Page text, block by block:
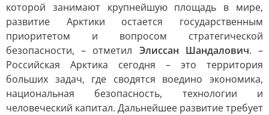
которой занимают крупнейшую площадь в мире,
развитие Арктики остается государственным
приоритетом и вопросом стратегической
безопасности, – отметил Элиссан Шандалович. –
Российская Арктика сегодня – это территория
больших задач, где сводятся воедино экономика,
национальная безопасность, технологии и
человеческий капитал. Дальнейшее развитие требует